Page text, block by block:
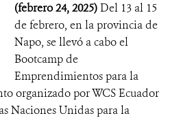
(febrero 24, 2025)Del 13 al 15
de febrero, en la provincia de
Napo, se llevó a cabo el
Bootcamp de
Emprendimientos para la
organizado por WCS Ecuador
Naciones Unidas para la